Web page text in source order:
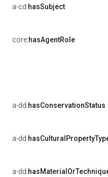
a-cd:hasSubject
core:hasAgentRole
a-dd:hasConservationStatus
a-dd:
a-dd: